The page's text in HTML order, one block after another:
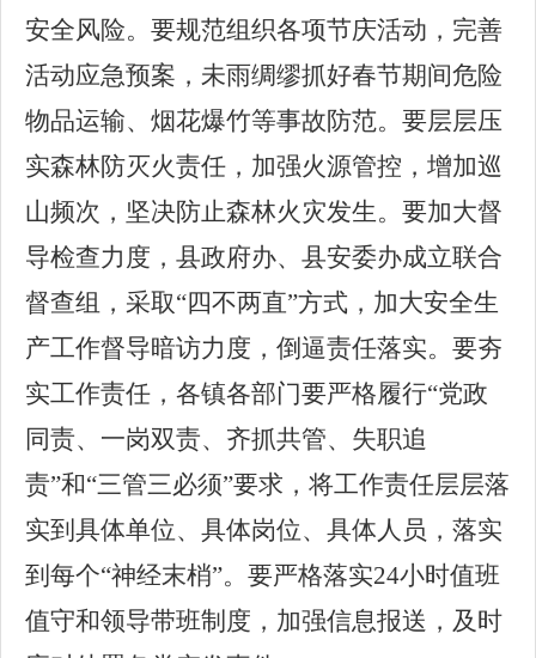
安全风险。要规范组织各项节庆活动，完善
活动应急预案，未雨绸缪抓好春节期间危险
物品运输、烟花爆竹等事故防范。要层层压
实森林防灭火责任，加强火源管控，增加巡
山频次，坚决防止森林火灾发生。要加大督
导检查力度，县政府办、县安委办成立联合
督查组，采取“四不两直”方式，加大安全生
产工作督导暗访力度，倒逼责任落实。要夯
实工作责任，各镇各部门要严格履行“党政
同责、一岗双责、齐抓共管、失职追
责”和“三管三必须”要求，将工作责任层层落
实到具体单位、具体岗位、具体人员，落实
到每个“神经末梢”。要严格落实24小时值班
值守和领导带班制度，加强信息报送，及时